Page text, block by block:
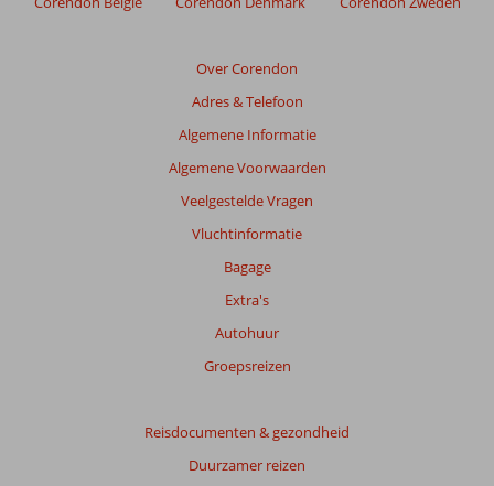
Over Corendon
Adres & Telefoon
Algemene Informatie
Algemene Voorwaarden
Veelgestelde Vragen
Vluchtinformatie
Bagage
Extra's
Autohuur
Groepsreizen
Reisdocumenten & gezondheid
Duurzamer reizen